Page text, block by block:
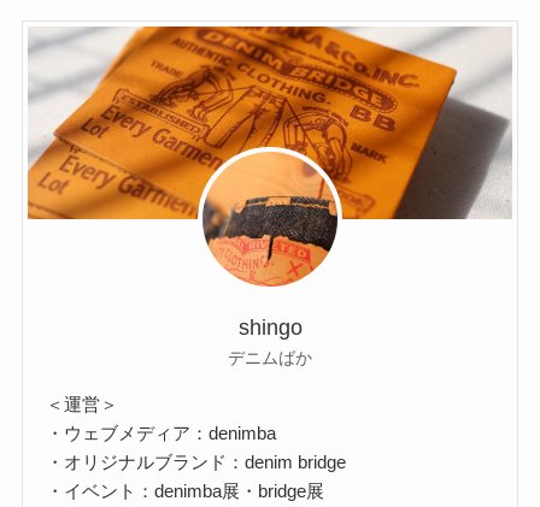
shingo
デニムばか
＜運営＞
・ウェブメディア：denimba
・オリジナルブランド：denim bridge
・イベント：denimba展・bridge展